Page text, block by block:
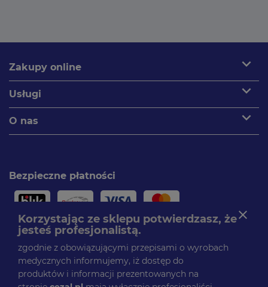
Zakupy online expand_more
Usługi expand_more
O nas expand_more
Bezpieczne płatności
Paczki dostarczamy
Korzystając ze sklepu potwierdzasz, że
jesteś profesjonalistą.
zgodnie z obowiązującymi przepisami o wyrobach
medycznych informujemy, iż dostęp do
produktów i informacji prezentowanych na
close